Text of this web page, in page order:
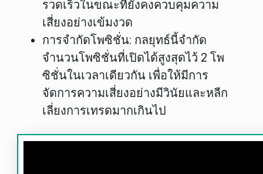
รวดเร็วในขณะที่ยังคงควบคุมความ
เสี่ยงอย่างเข้มงวด
การจำกัดโพซิชั่น: กลยุทธ์นี้จำกัด
จำนวนโพซิชั่นที่เปิดได้สูงสุดไว้ 2 โพ
ซิชั่นในเวลาเดียวกัน เพื่อให้มีการ
จัดการความเสี่ยงอย่างมีวินัยและหลีก
เลี่ยงการเทรดมากเกินไป